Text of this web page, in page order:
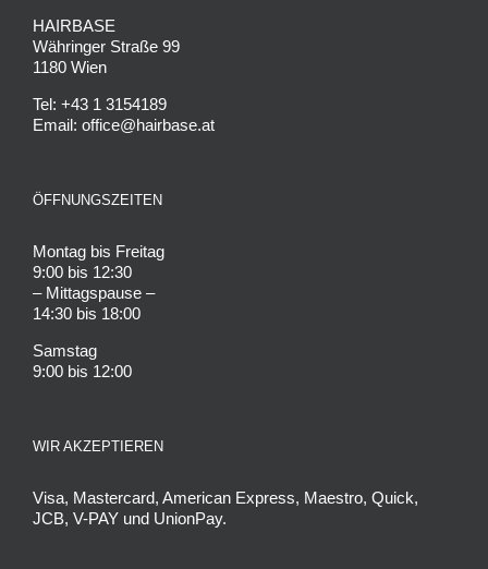
HAIRBASE
Währinger Straße 99
1180 Wien
Tel: +43 1 3154189
Email: office@hairbase.at
ÖFFNUNGSZEITEN
Montag bis Freitag
9:00 bis 12:30
– Mittagspause –
14:30 bis 18:00
Samstag
9:00 bis 12:00
WIR AKZEPTIEREN
Visa, Mastercard, American Express, Maestro, Quick,
JCB, V-PAY und UnionPay.